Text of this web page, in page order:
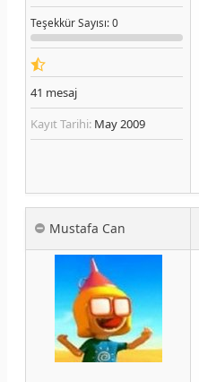
TeşekkürSayısı: 0
41 mesaj
Kayıt Tarihi: May 2009
Mustafa Can